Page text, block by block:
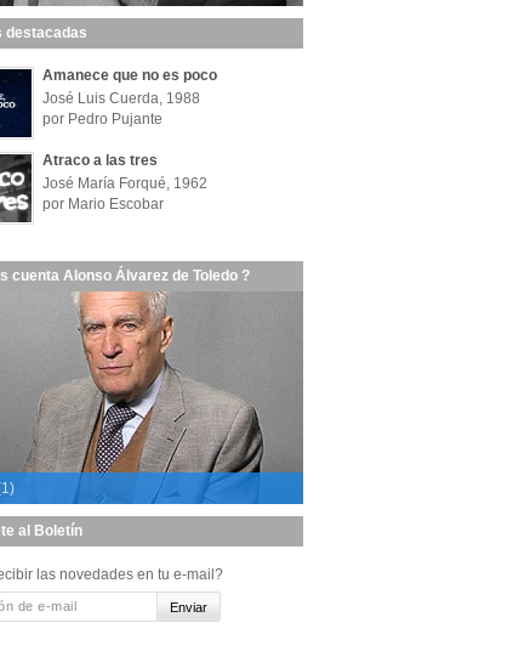
destacadas
Amanece que no es poco
José Luis Cuerda, 1988
por Pedro Pujante
Atraco a las tres
José María Forqué, 1962
por Mario Escobar
cuenta Alonso Álvarez de Toledo ?
al Boletín
las novedades en tu e-mail?